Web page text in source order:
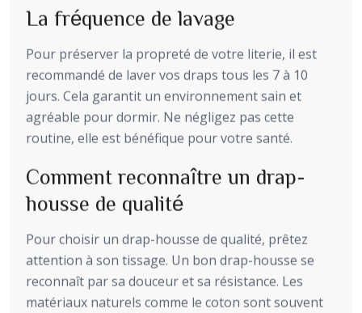
La fréquence de lavage
Pour préserver la propreté de votre literie, il est
recommandé de laver vos draps tous les 7 à 10
jours. Cela garantit un environnement sain et
agréable pour dormir. Ne négligez pas cette
routine, elle est bénéfique pour votre santé.
Comment reconnaître un drap-
housse de qualité
Pour choisir un drap-housse de qualité, prêtez
attention à son tissage. Un bon drap-housse se
reconnaît par sa douceur et sa résistance. Les
matériaux naturels comme le coton sont souvent